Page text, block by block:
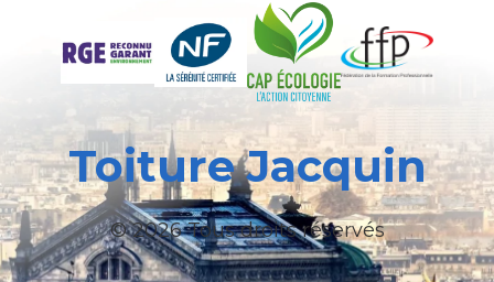
Toiture Jacquin
© 2026 Tous droits réservés